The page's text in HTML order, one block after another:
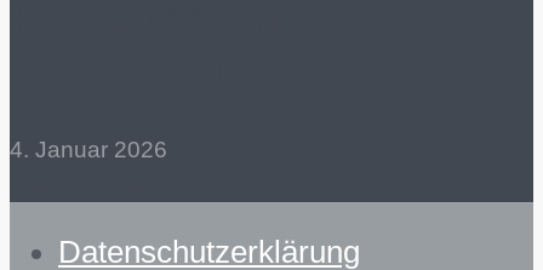
4. Januar 2026
Datenschutzerklärung